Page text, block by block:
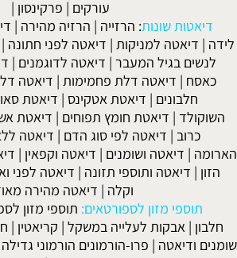
עורקים | פרקינסון |
דיאטות שונות: הרזייה | הרזיה מהירה |
לידה | דיאטה למניקות | דיאטה לפני חתונה |
לנשים בגיל המעבר | דיאטה לדוגמנים |
כאסח | דיאטה דלת פחמימות | דיאטה
חלבונים | דיאטת אטקינס | דיאטת
השוקולד | דיאטת חומץ תפוחים | דיאטת
כרוב | דיאטה לפי סוג הדם | דיאטה
הארומה | דיאטה ושומנים | דיאטה וקפאין |
הזון | דיאטה ותוספי תזונה | דיאטה לפני
וקלה | דיאטה מהירה
תוספי מזון לספורטאים: תוספי מזון
חלבון | אבקות לעלייה במשקל | קריאטין |
שומנים ודיאטה | פרו-הורמונים הורמוני גדילה